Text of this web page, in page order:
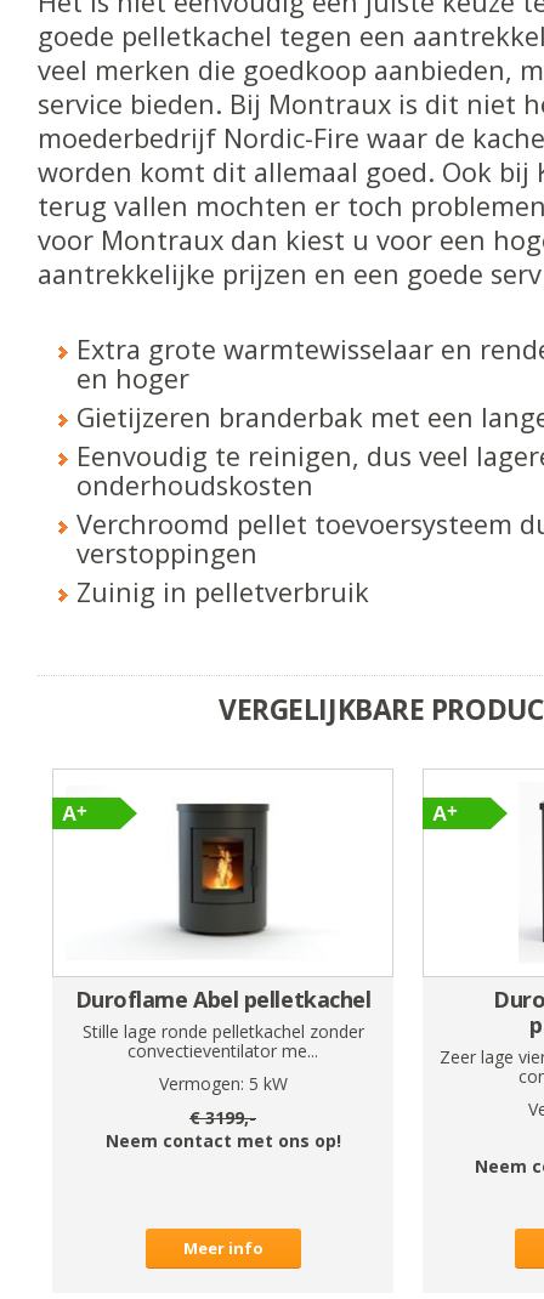
goede pelletkachel tegen een
veel merken die goedkoop aanbieden,
service bieden. Bij Montraux is dit niet
moederbedrijf Nordic-Fire waar de
worden komt dit allemaal goed. Ook
terug vallen mochten er toch
voor Montraux dan kiest u voor een
aantrekkelijke prijzen en een goede
Extra grote warmtewisselaar en
en hoger
Gietijzeren branderbak met een
Eenvoudig te reinigen, dus veel
onderhoudskosten
Verchroomd pellet toevoersysteem
verstoppingen
Zuinig in pelletverbruik
VERGELIJKBARE
Duroflame Abel pelletkachel
Stille lage ronde pelletkachel zonder
convectieventilator me...
Vermogen: 5 kW
€3199,-
Neem contact met ons op!
Meer info
Zeer lage
Neem